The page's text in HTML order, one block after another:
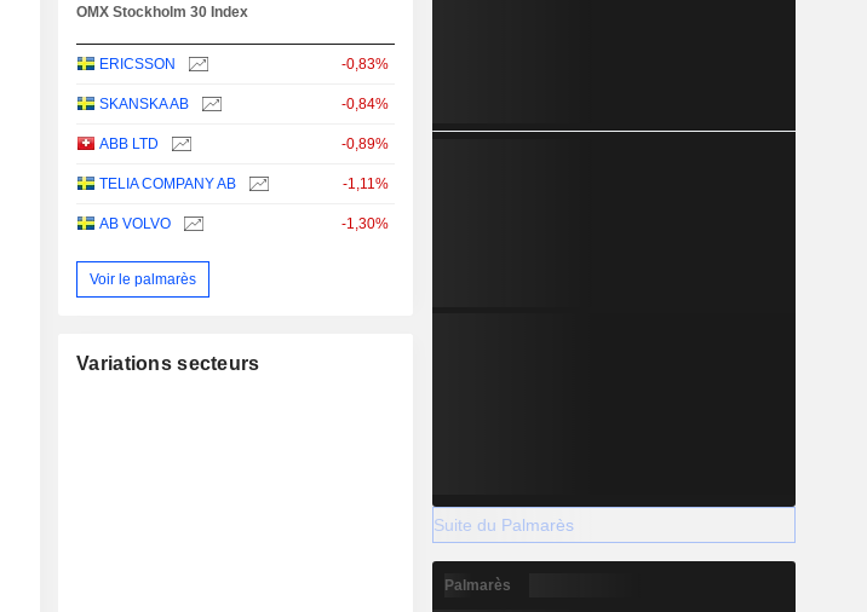
OMX Stockholm 30 Index
ERICSSON -0,83%
SKANSKA AB -0,84%
ABB LTD -0,89%
TELIA COMPANY AB -1,11%
AB VOLVO -1,30%
Voir le palmarès
Variations secteurs
Suite du Palmarès
Palmarès